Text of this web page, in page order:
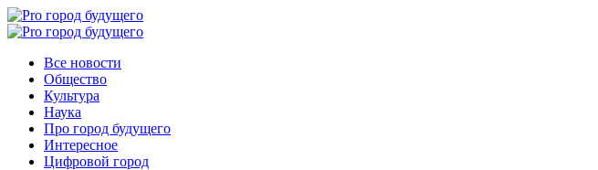
Menu
Поиск
Menu
Pro
Все новости
Общество
Культура
Наука
Про город будущего
Интересное
Цифровой город